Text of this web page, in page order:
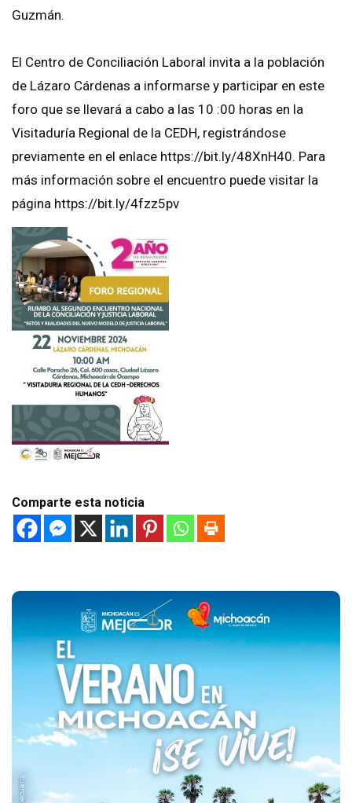
Guzmán.
El Centro de Conciliación Laboral invita a la población
de Lázaro Cárdenas a informarse y participar en este
foro que se llevará a cabo a las 10 :00 horas en la
Visitaduría Regional de la CEDH, registrándose
previamente en el enlace https://bit.ly/48XnH40. Para
más información sobre el encuentro puede visitar la
página https://bit.ly/4fzz5pv
Comparte esta noticia